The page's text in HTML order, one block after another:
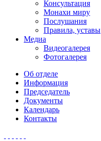
Консультация
Монахи миру
Послушания
Правила, уставы
Медиа
Видеогалерея
Фотогалерея
Об отделе
Информация
Председатель
Документы
Календарь
Контакты